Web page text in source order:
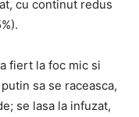
cu continut redus
fiert la foc mic si
sa se raceasca,
se lasa la infuzat,